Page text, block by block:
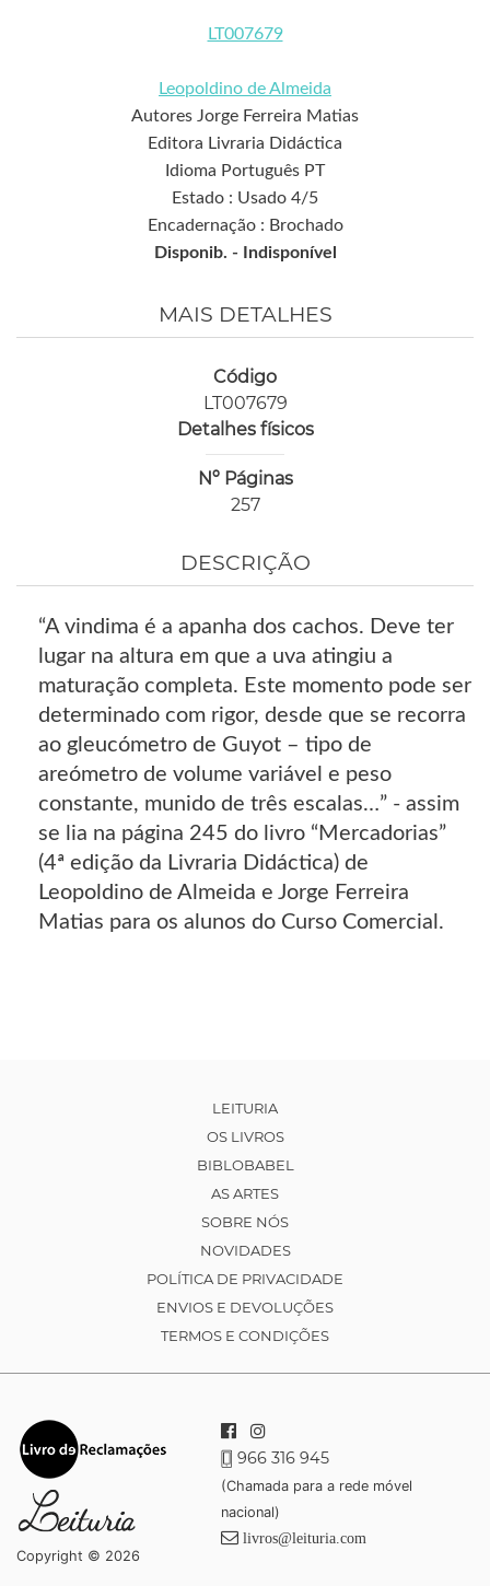
LT007679
Leopoldino de Almeida
Autores Jorge Ferreira Matias
Editora Livraria Didáctica
Idioma Português PT
Estado : Usado 4/5
Encadernação : Brochado
Disponib. -
Indisponível
MAIS DETALHES
Código
LT007679
Detalhes físicos
Nº Páginas
257
DESCRIÇÃO
“A vindima é a apanha dos cachos. Deve ter
lugar na altura em que a uva atingiu a
maturação completa. Este momento pode ser
determinado com rigor, desde que se recorra
ao gleucómetro de Guyot – tipo de
areómetro de volume variável e peso
constante, munido de três escalas…” - assim
se lia na página 245 do livro “Mercadorias”
(4ª edição da Livraria Didáctica) de
Leopoldino de Almeida e Jorge Ferreira
Matias para os alunos do Curso Comercial.
LEITURIA
OS LIVROS
BIBLOBABEL
AS ARTES
SOBRE NÓS
NOVIDADES
POLÍTICA DE PRIVACIDADE
ENVIOS E DEVOLUÇÕES
TERMOS E CONDIÇÕES
Copyright © 2026
966 316 945
(Chamada para a rede móvel
nacional)
livros@leituria.com